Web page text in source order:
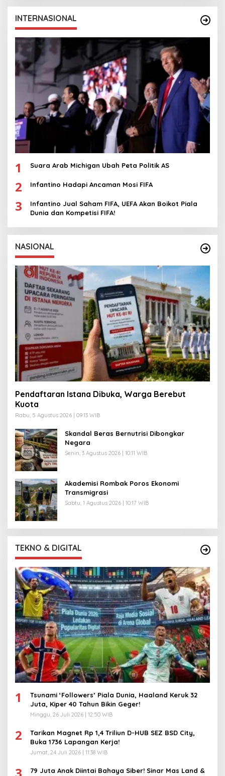
INTERNASIONAL
1 Suara Arab Michigan Ubah Peta Politik AS
2 Infantino Hadapi Ancaman Mosi FIFA
3
Infantino Jual Saham FIFA, UEFA Akan Boikot Piala
Dunia dan Kompetisi FIFA!
NASIONAL
Pendaftaran Istana Dibuka, Warga Berebut
Kuota
Rabu, 5 Agustus 2026 | 09:13 WIB
Skandal Beras Bernutrisi Dibongkar
Negara
Senin, 3 Agustus 2026 | 10:11 WIB
Akademisi Rombak Poros Ekonomi
Transmigrasi
Sabtu, 1 Agustus 2026 | 10:17 WIB
TEKNO & DIGITAL
1
Tsunami ‘Followers’ Piala Dunia, Haaland Keruk 32
Juta, Kiper 40 Tahun Bikin Geger!
Minggu, 26 Juli 2026 | 12:50 WIB
2
Tarikan Magnet Rp 1,4 Triliun D-HUB SEZ BSD City,
Buka 1736 Lapangan Kerja!
Jumat, 24 Juli 2026 | 11:38 WIB
79 Juta Anak Diintai Bahaya Siber! Sinar Mas Land &